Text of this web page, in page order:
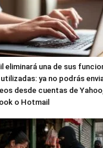
eliminará una de sus
ya no podrás
desde cuentas de
o Hotmail